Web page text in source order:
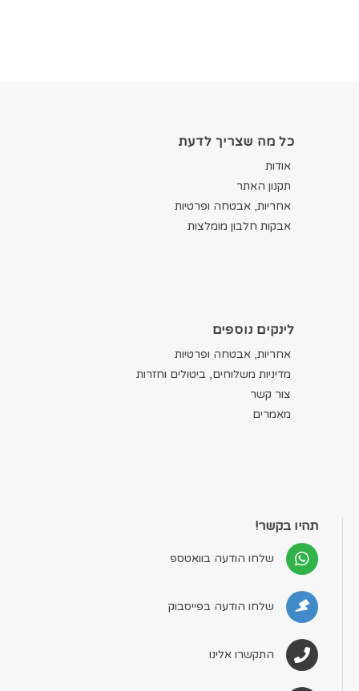
כל מה שצריך לדעת
אודות
תקנון האתר
אחריות, אבטחה ופרטיות
אבקות חלבון מומלצות
לינקים נוספים
אחריות, אבטחה ופרטיות
מדיניות משלוחים, ביטולים וחזרות
צור קשר
מאמרים
תהיו בקשר!
שלחו הודעה בוואטספ
שלחו הודעה בפייסבוק
התקשרו אלינו